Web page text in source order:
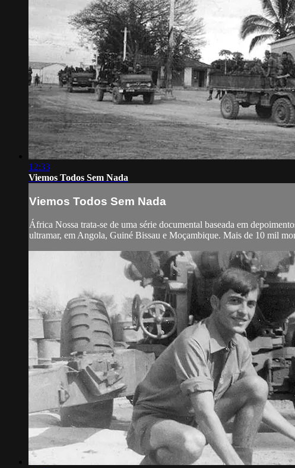
12:33
Viemos Todos Sem Nada
Viemos Todos Sem Nada
África Nossa trata-se de uma série documental baseada em
ultramar, em Angola, Guiné Bissau e Moçambique. Mais de 10 mil